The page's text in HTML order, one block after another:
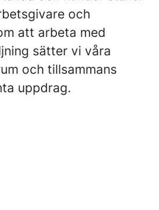
och
att arbeta med
sätter vi våra
och tillsammans
uppdrag.